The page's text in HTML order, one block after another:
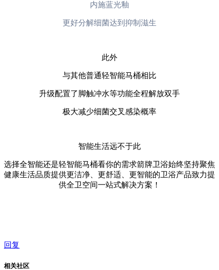
内施蓝光釉
更好分解细菌达到抑制滋生
此外
与其他普通轻智能马桶相比
升级配置了脚触冲水等功能全程解放双手
极大减少细菌交叉感染概率
智能生活远不于此
选择全智能还是轻智能马桶看你的需求箭牌卫浴始终坚持聚焦
健康生活品质提供更洁净、更舒适、更智能的卫浴产品致力提
供全卫空间一站式解决方案！
回复
相关社区